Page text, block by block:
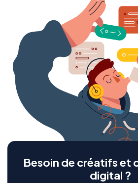
Besoin de créatifs et
digital ?